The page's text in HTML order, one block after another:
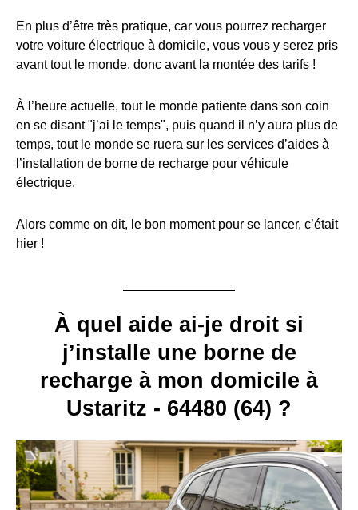
En plus d’être très pratique, car vous pourrez recharger
votre voiture électrique à domicile, vous vous y serez pris
avant tout le monde, donc avant la montée des tarifs !
À l’heure actuelle, tout le monde patiente dans son coin
en se disant "j’ai le temps", puis quand il n’y aura plus de
temps, tout le monde se ruera sur les services d’aides à
l’installation de borne de recharge pour véhicule
électrique.
Alors comme on dit, le bon moment pour se lancer, c’était
hier !
À quel aide ai-je droit si
j’installe une borne de
recharge à mon domicile à
Ustaritz - 64480 (64) ?